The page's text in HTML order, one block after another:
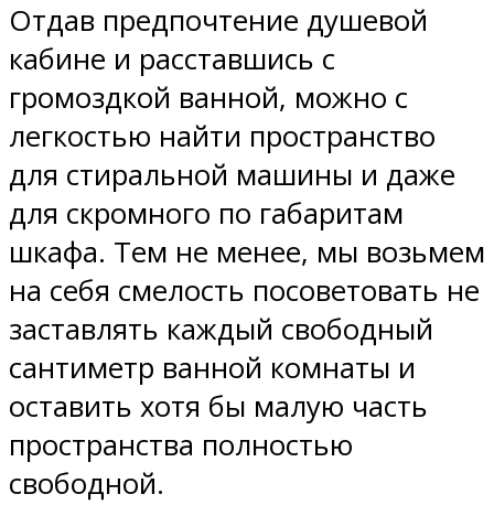
Отдав предпочтение душевой
кабине и расставшись с
громоздкой ванной, можно с
легкостью найти пространство
для стиральной машины и даже
для скромного по габаритам
шкафа. Тем не менее, мы возьмем
на себя смелость посоветовать не
заставлять каждый свободный
сантиметр ванной комнаты и
оставить хотя бы малую часть
пространства полностью
свободной.